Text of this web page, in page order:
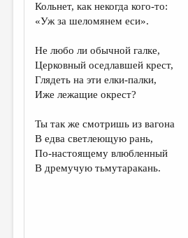
ОБЗОР ЛИТЕРАТУРЫ
ОБЪЯВЛЕНИЯ
КОЛОНКА РЕДАКТОРА
ОТ РЕДАКЦИИ
МАЛАЯ ПРОЗА
Кольнет, как некогда кого-то:
«Уж за шеломянем еси».
Не любо ли обычной галке,
Церковный оседлавшей крест,
Глядеть на эти елки-палки,
Иже лежащие окрест?
Ты так же смотришь из вагона
В едва светлеющую рань,
По-настоящему влюбленный
В дремучую тьмутаракань.